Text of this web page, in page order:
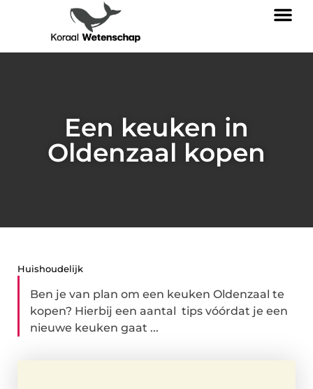
Een keuken in
Oldenzaal kopen
Huishoudelijk
Ben je van plan om een keuken Oldenzaal te
kopen? Hierbij een aantal tips vóórdat je een
nieuwe keuken gaat ...